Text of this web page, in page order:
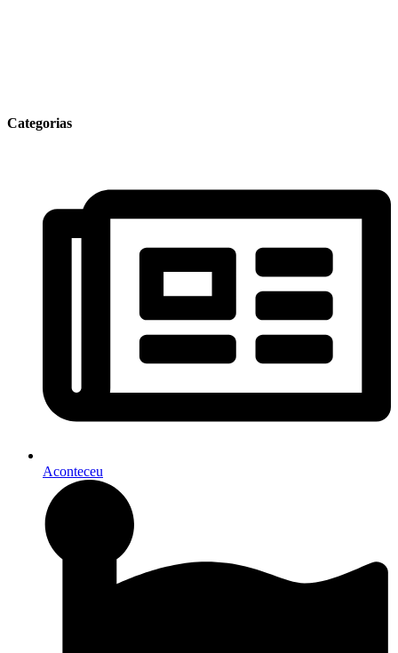
Categorias
Aconteceu